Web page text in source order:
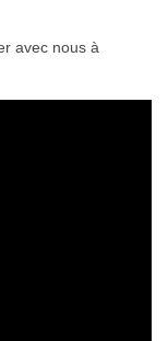
avec nous à